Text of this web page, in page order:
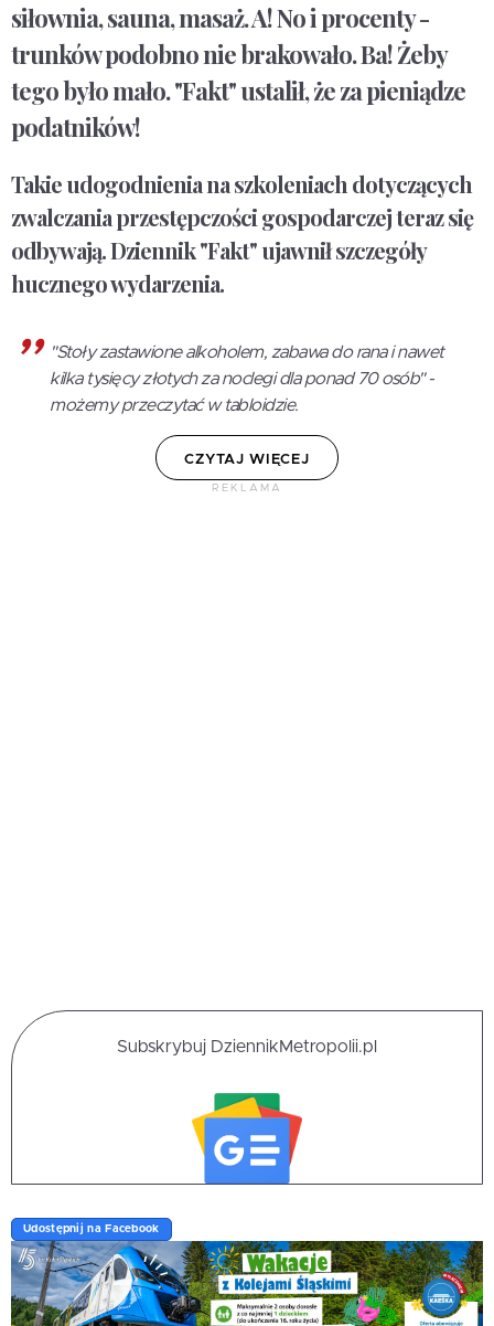
siłownia, sauna, masaż. A! No i procenty -
trunków podobno nie brakowało. Ba! Żeby
tego było mało. "Fakt" ustalił, że za pieniądze
podatników!
Takie udogodnienia na szkoleniach dotyczących
zwalczania przestępczości gospodarczej teraz się
odbywają. Dziennik "Fakt" ujawnił szczegóły
hucznego wydarzenia.
"Stoły zastawione alkoholem, zabawa do rana i nawet
kilka tysięcy złotych za noclegi dla ponad 70 osób" -
możemy przeczytać w tabloidzie.
CZYTAJ WIĘCEJ
REKLAMA
Subskrybuj DziennikMetropolii.pl
Udostępnij na Facebook